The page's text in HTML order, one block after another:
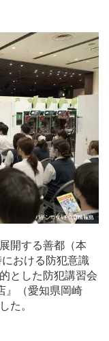
開する善都（本
おける防犯意識
とした防犯講習会
』（愛知県岡崎
た。